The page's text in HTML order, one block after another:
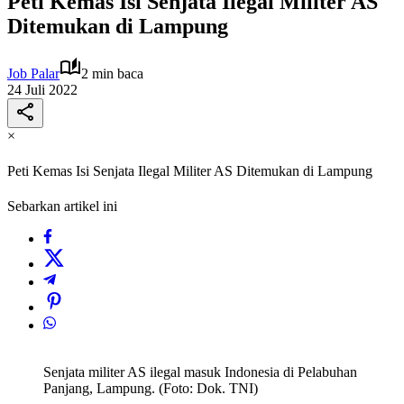
Ditemukan di Lampung
Job Palar
2 min baca
24 Juli 2022
×
Peti Kemas Isi Senjata Ilegal Militer AS Ditemukan di Lampung
Sebarkan artikel ini
Senjata militer AS ilegal masuk Indonesia di Pelabuhan
Panjang, Lampung. (Foto: Dok. TNI)